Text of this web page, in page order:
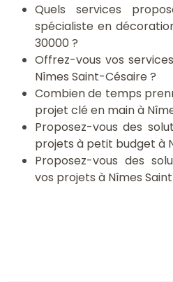
Quels services
spécialiste en
30000 ?
Offrez-vous vos
Nîmes Saint-Césaire ?
Combien de temps
projet clé en main à
Proposez-vous des
projets à petit budget à
Proposez-vous des
vos projets à Nîmes